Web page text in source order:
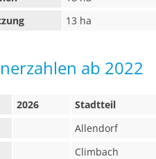
13 ha
ab 2022
2026 Stadtteil
Allendorf
Climbach